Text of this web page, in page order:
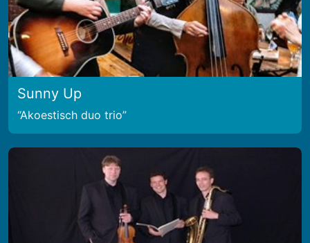
Sunny Up
Akoestisch duo trio